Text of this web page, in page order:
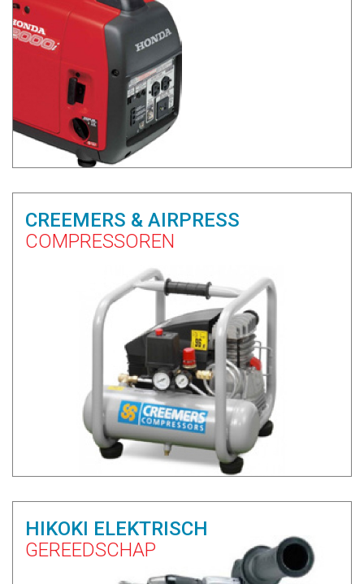
CREEMERS & AIRPRESS
COMPRESSOREN
HIKOKI ELEKTRISCH
GEREEDSCHAP